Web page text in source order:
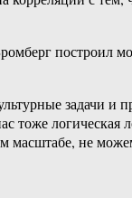
задачи
тоже
масштабе, не